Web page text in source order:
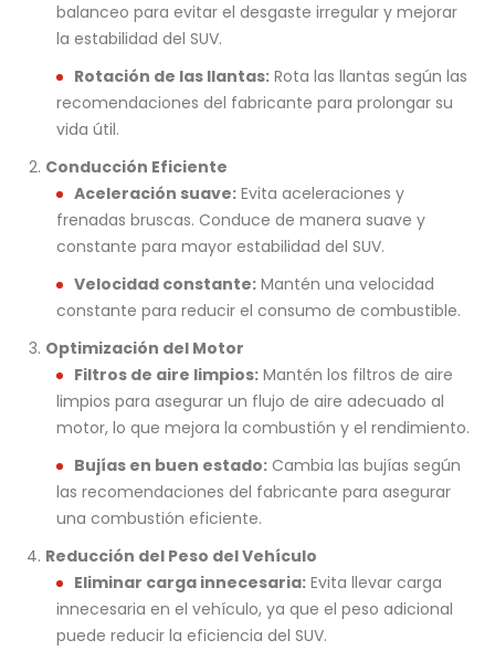
balanceo para evitar el desgaste irregular y mejorar
la estabilidad del SUV.
Rotación de las llantas:Rota las llantas según las
recomendaciones del fabricante para prolongar su
vida útil.
Conducción Eficiente
Aceleración suave:Evita aceleraciones y
frenadas bruscas. Conduce de manera suave y
constante para mayor estabilidad del SUV.
Velocidad constante:Mantén una velocidad
constante para reducir el consumo de combustible.
Optimización del Motor
Filtros de aire limpios:Mantén los filtros de aire
limpios para asegurar un flujo de aire adecuado al
motor, lo que mejora la combustión y el rendimiento.
Bujías en buen estado:Cambia las bujías según
las recomendaciones del fabricante para asegurar
una combustión eficiente.
Reducción del Peso del Vehículo
Eliminar carga innecesaria:Evita llevar carga
innecesaria en el vehículo, ya que el peso adicional
puede reducir la eficiencia del SUV.